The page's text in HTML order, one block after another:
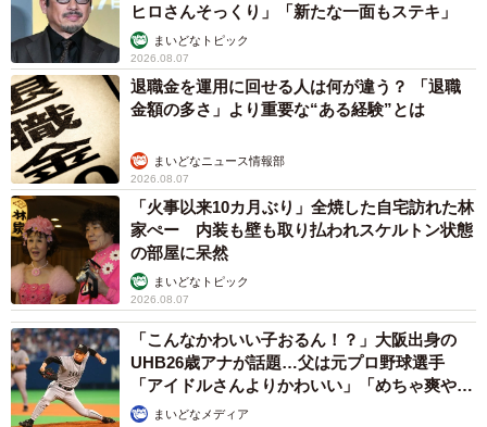
ヒロさんそっくり」「新たな一面もステキ」
まいどなトピック
2026.08.07
退職金を運用に回せる人は何が違う？ 「退職
金額の多さ」より重要な“ある経験”とは
まいどなニュース情報部
2026.08.07
「火事以来10カ月ぶり」全焼した自宅訪れた林
家ぺー 内装も壁も取り払われスケルトン状態
の部屋に呆然
まいどなトピック
2026.08.07
「こんなかわいい子おるん！？」大阪出身の
UHB26歳アナが話題…父は元プロ野球選手
「アイドルさんよりかわいい」「めちゃ爽や
か」まいどなメディア